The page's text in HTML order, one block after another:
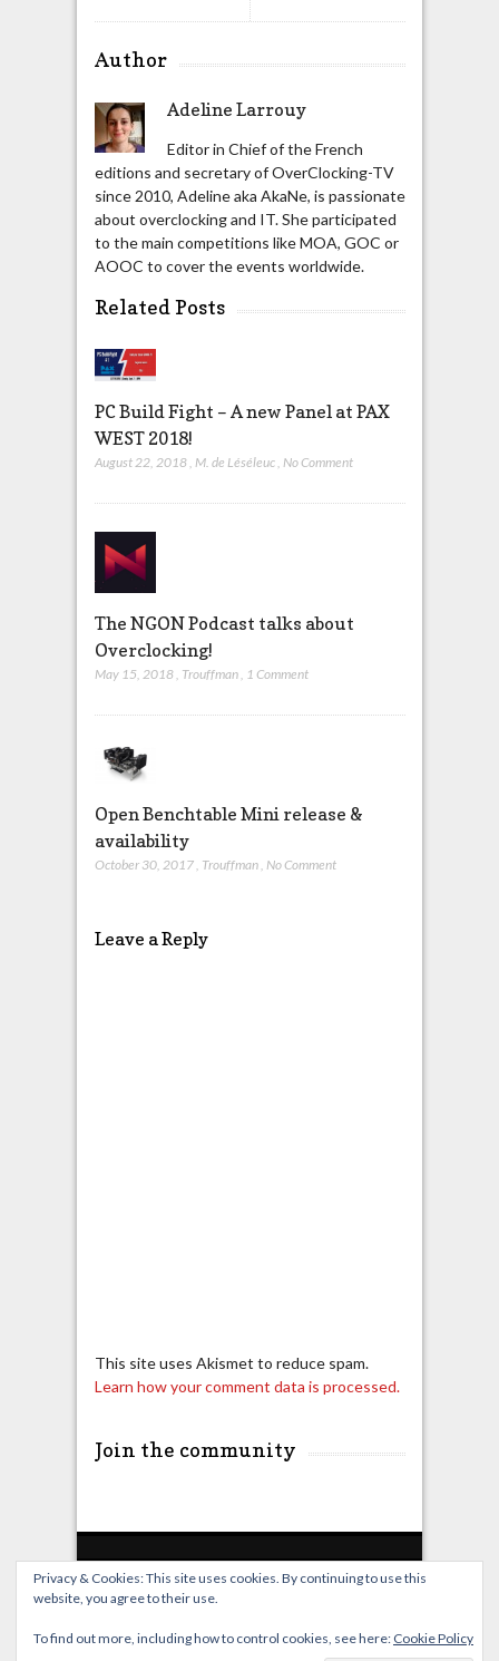
Author
Adeline Larrouy
Editor in Chief of the French
editions and secretary of OverClocking-TV
since 2010, Adeline aka AkaNe, is passionate
about overclocking and IT. She participated
to the main competitions like MOA, GOC or
AOOC to cover the events worldwide.
Related Posts
PC Build Fight – A new Panel at PAX
WEST 2018!
August 22, 2018 M. de Léséleuc No Comment
The NGON Podcast talks about
Overclocking!
May 15, 2018 Trouffman 1 Comment
Open Benchtable Mini release &
availability
October 30, 2017, Trouffman, No Comment
Leave a Reply
This site uses Akismet to reduce spam.
Learn how your comment data is processed.
Join the community
Home Live Broadcast
Privacy & Cookies: This site uses cookies. By continuing to use this
website, you agree to their use.
To find out more, including how to control cookies, see here: Cookie Policy